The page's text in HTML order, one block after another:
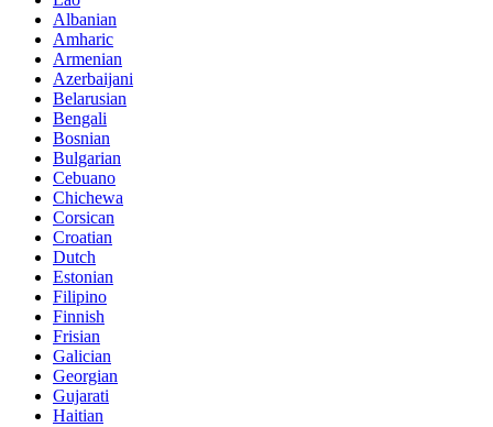
Albanian
Amharic
Armenian
Azerbaijani
Belarusian
Bengali
Bosnian
Bulgarian
Cebuano
Chichewa
Corsican
Croatian
Dutch
Estonian
Filipino
Finnish
Frisian
Galician
Georgian
Gujarati
Haitian